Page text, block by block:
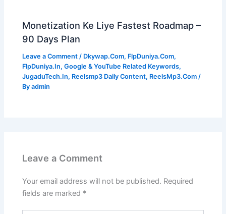
Monetization Ke Liye Fastest Roadmap –
90 Days Plan
Leave a Comment / Dkywap.Com, FlpDuniya.Com,
FlpDuniya.In,Google & YouTube Related Keywords,
JugaduTech.In, Reelsmp3 Daily Content, ReelsMp3.Com /
Byadmin
Leave a Comment
Your email address will not be published. Required
fields are marked *